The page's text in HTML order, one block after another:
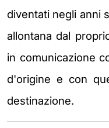
diventati negli anni
allontana dal
in comunicazione
d'origine e con
destinazione.